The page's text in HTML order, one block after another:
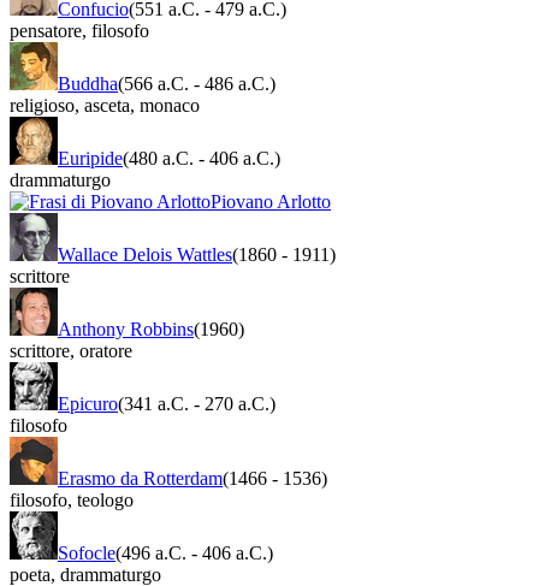
Confucio(551 a.C. - 479 a.C.)
pensatore, filosofo
Buddha(566 a.C. - 486 a.C.)
religioso, asceta, monaco
Euripide(480 a.C. - 406 a.C.)
drammaturgo
Piovano Arlotto
Wallace Delois Wattles(1860 - 1911)
scrittore
Anthony Robbins(1960)
scrittore, oratore
Epicuro(341 a.C. - 270 a.C.)
filosofo
Erasmo da Rotterdam(1466 - 1536)
filosofo, teologo
Sofocle(496 a.C. - 406 a.C.)
poeta, drammaturgo